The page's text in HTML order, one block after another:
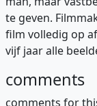
te geven.
film volledig op
vijf jaar alle
comments
comments for